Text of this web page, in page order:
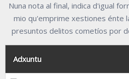
Nuna nota al final, indica d'igual
mio qu'emprime xestiones énte
presuntos delitos cometíos por
Adxuntu